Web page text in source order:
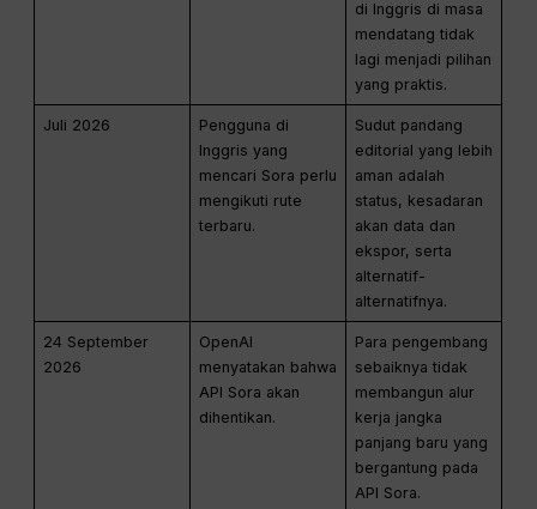
di Inggris di masa
mendatang tidak
lagi menjadi pilihan
yang praktis.
Juli 2026
Pengguna di
Inggris yang
mencari Sora perlu
mengikuti rute
terbaru.
Sudut pandang
editorial yang lebih
aman adalah
status, kesadaran
akan data dan
ekspor, serta
alternatif-
alternatifnya.
24 September
2026
OpenAI
menyatakan bahwa
API Sora akan
dihentikan.
Para pengembang
sebaiknya tidak
membangun alur
kerja jangka
panjang baru yang
bergantung pada
API Sora.